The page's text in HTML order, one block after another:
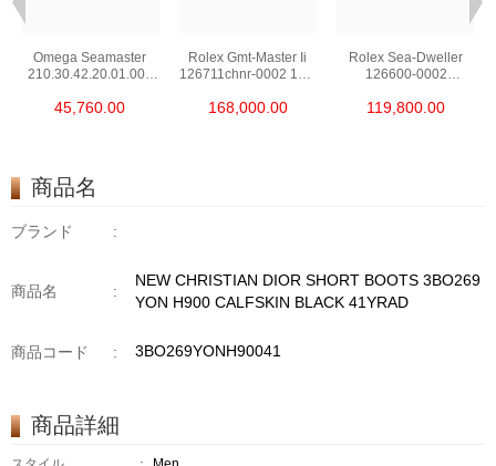
Omega Seamaster
210.30.42.20.01.002
Edition
45,760.00
Rolex Gmt-Master Ii
126711chnr-0002 18kt
168,000.00
Rolex Sea-Dweller
126600-0002
119,800.00
商品名
ブランド :
商品名 :
NEW CHRISTIAN DIOR SHORT BOOTS 3BO269
YON H900 CALFSKIN BLACK 41YRAD
商品コード : 3BO269YONH90041
商品詳細